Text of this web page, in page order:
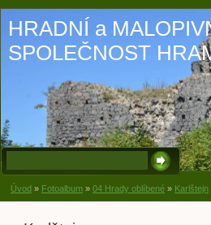
HRADNÍ a
SPOLEČNOST
Úvod » Fotoalbum » 04 Hrady oblíbené » Karlštejn